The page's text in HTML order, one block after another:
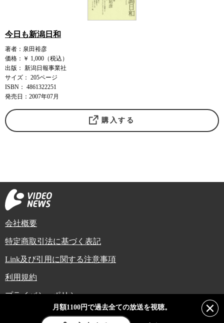
今日も新潟日和
著者：泉田裕彦
価格：￥ 1,000（税込）
出版： 新潟日報事業社
サイズ： 205ページ
ISBN： 4861322251
発売日：2007年07月
購入する
会社概要
特定商取引法に基づく表記
Link及び引用に関する注意事項
利用規約
プライバシーポリシー
Copyright (C) Video News Network. All rights reserved.
ビデオニュースに記載している記事、写真及び動画などは日本の著作権法や国
月額1100円で過去全ての放送を視聴。